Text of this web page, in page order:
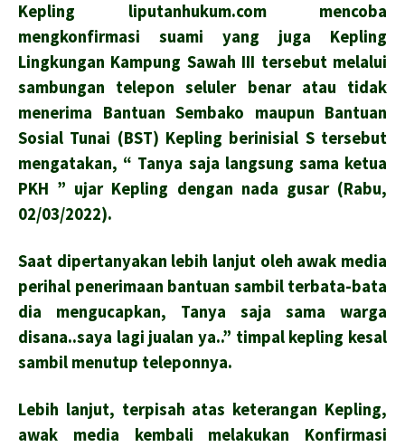
Kepling liputanhukum.com mencoba
mengkonfirmasi suami yang juga Kepling
Lingkungan Kampung Sawah III tersebut melalui
sambungan telepon seluler benar atau tidak
menerima Bantuan Sembako maupun Bantuan
Sosial Tunai (BST) Kepling berinisial S tersebut
mengatakan, “ Tanya saja langsung sama ketua
PKH ” ujar Kepling dengan nada gusar (Rabu,
02/03/2022).
Saat dipertanyakan lebih lanjut oleh awak media
perihal penerimaan bantuan sambil terbata-bata
dia mengucapkan, Tanya saja sama warga
disana..saya lagi jualan ya..” timpal kepling kesal
sambil menutup teleponnya.
Lebih lanjut, terpisah atas keterangan Kepling,
awak media kembali melakukan Konfirmasi